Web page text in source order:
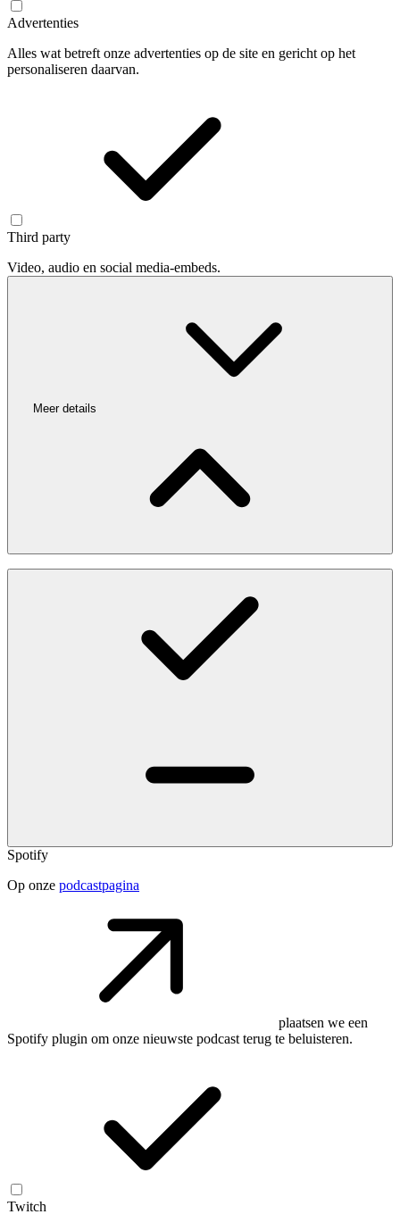
Advertenties
Alles wat betreft onze advertenties op de site en gericht op het
personaliseren daarvan.
Third party
Video, audio en social media-embeds.
Meer details
Spotify
Op onze podcastpagina
plaatsen we een
Spotify plugin om onze nieuwste podcast terug te beluisteren.
Twitch